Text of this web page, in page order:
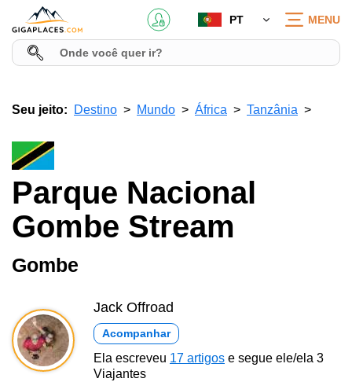
PT MENU
Seu jeito: Destino Mundo África Tanzânia
Parque Nacional
Gombe Stream
Gombe
Jack Offroad
Acompanhar
Ela escreveu 17 artigos e segue ele/ela 3
Viajantes